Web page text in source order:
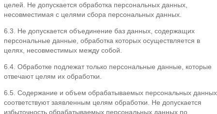
целей. Не допускается обработка персональных данных,
несовместимая с целями сбора персональных данных.
6.3. Не допускается объединение баз данных, содержащих
персональные данные, обработка которых осуществляется в
целях, несовместимых между собой.
6.4. Обработке подлежат только персональные данные, которые
отвечают целям их обработки.
6.5. Содержание и объем обрабатываемых персональных данных
соответствуют заявленным целям обработки. Не допускается
избыточность обрабатываемых персональных данных по